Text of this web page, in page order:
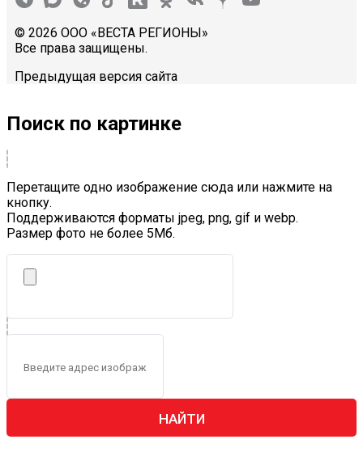
© 2026 ООО «ВЕСТА РЕГИОНЫ»
Все права защищены.
Предыдущая версия сайта
Поиск по картинке
Перетащите одно изображение сюда или нажмите на
кнопку.
Поддерживаются форматы jpeg, png, gif и webp.
Размер фото не более 5Mб.
НАЙТИ